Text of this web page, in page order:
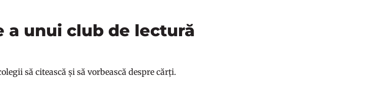
a unui club de lectură
să citească și să vorbească despre cărți.